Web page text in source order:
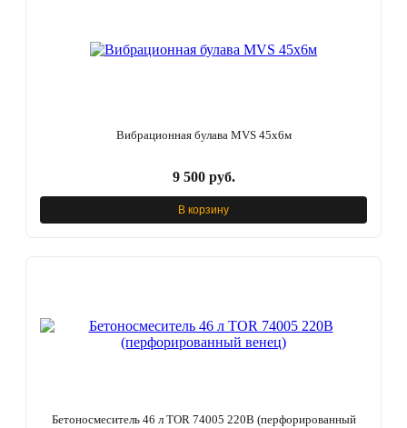
Вибрационная булава MVS 45x6м
9 500 руб.
В корзину
Бетоносмеситель 46 л TOR 74005 220В (перфорированный